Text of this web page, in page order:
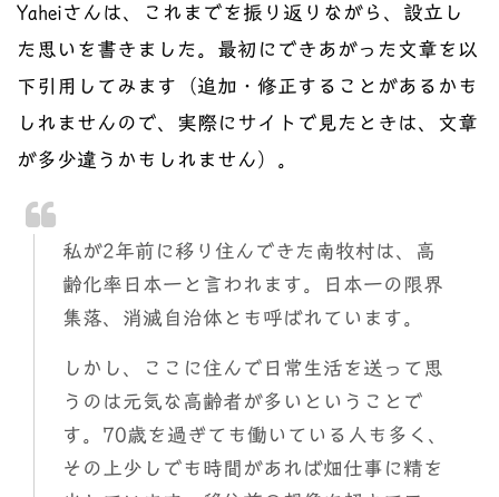
Yaheiさんは、これまでを振り返りながら、設立し
た思いを書きました。最初にできあがった文章を以
下引用してみます（追加・修正することがあるかも
しれませんので、実際にサイトで見たときは、文章
が多少違うかもしれません）。
私が2年前に移り住んできた南牧村は、高
齢化率日本一と言われます。日本一の限界
集落、消滅自治体とも呼ばれています。
しかし、ここに住んで日常生活を送って思
うのは元気な高齢者が多いということで
す。70歳を過ぎても働いている人も多く、
その上少しでも時間があれば畑仕事に精を